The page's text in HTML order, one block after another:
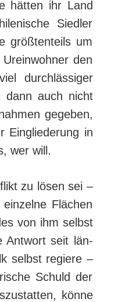
hätten ihr Land
Siedler
größtenteils um
den
durchlässiger
dann auch nicht
gegeben,
Eingliederung in
wer will.
zu lösen sei –
Flächen
von ihm selbst
Antwort seit län­
selbst regiere –
Schuld der
könne